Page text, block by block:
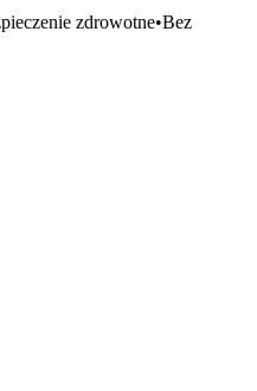
zdrowotne•Bez